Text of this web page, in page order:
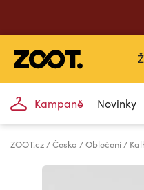
Kampaně Novinky
ZOOT.cz Česko Oblečení